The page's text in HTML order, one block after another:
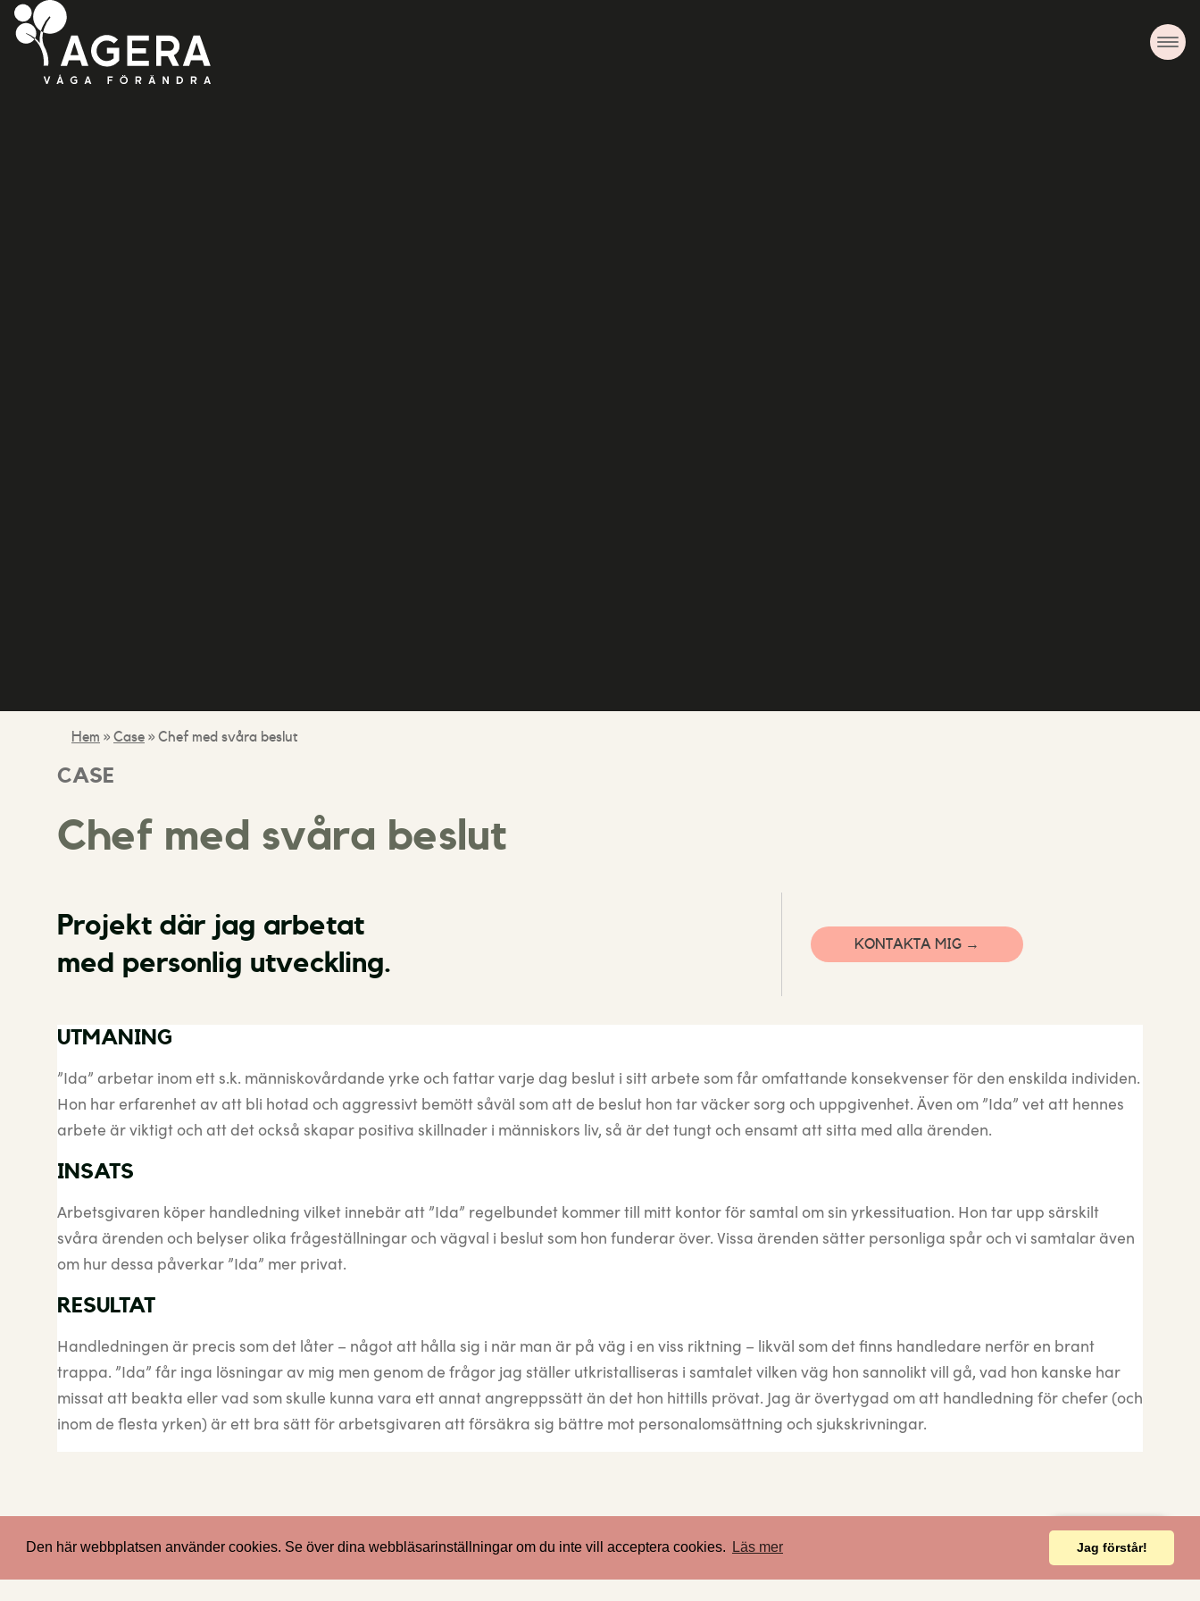
Den här webbplatsen använder cookies. Se över dina webbläsarinställningar om du inte vill acceptera cookies. Läs mer Jag förstår!
Hem » Case » Chef med svåra beslut
CASE
Chef med svåra beslut
Projekt där jag arbetat
med personlig utveckling.
KONTAKTA MIG →
UTMANING
”Ida” arbetar inom ett s.k. människovårdande yrke och fattar varje dag beslut i sitt arbete som får omfattande konsekvenser för den enskilda individen.
Hon har erfarenhet av att bli hotad och aggressivt bemött såväl som att de beslut hon tar väcker sorg och uppgivenhet. Även om ”Ida” vet att hennes
arbete är viktigt och att det också skapar positiva skillnader i människors liv, så är det tungt och ensamt att sitta med alla ärenden.
INSATS
Arbetsgivaren köper handledning vilket innebär att ”Ida” regelbundet kommer till mitt kontor för samtal om sin yrkessituation. Hon tar upp särskilt
svåra ärenden och belyser olika frågeställningar och vägval i beslut som hon funderar över. Vissa ärenden sätter personliga spår och vi samtalar även
om hur dessa påverkar ”Ida” mer privat.
RESULTAT
Handledningen är precis som det låter – något att hålla sig i när man är på väg i en viss riktning – likväl som det finns handledare nerför en brant
trappa. ”Ida” får inga lösningar av mig men genom de frågor jag ställer utkristalliseras i samtalet vilken väg hon sannolikt vill gå, vad hon kanske har
missat att beakta eller vad som skulle kunna vara ett annat angreppssätt än det hon hittills prövat. Jag är övertygad om att handledning för chefer (och
inom de flesta yrken) är ett bra sätt för arbetsgivaren att försäkra sig bättre mot personalomsättning och sjukskrivningar.
Varukorg 0